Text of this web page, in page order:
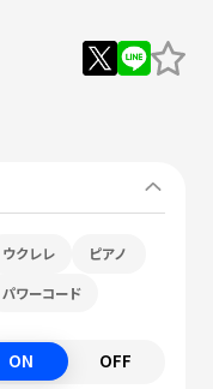
ウクレレ ピアノ
パワーコード
ON OFF